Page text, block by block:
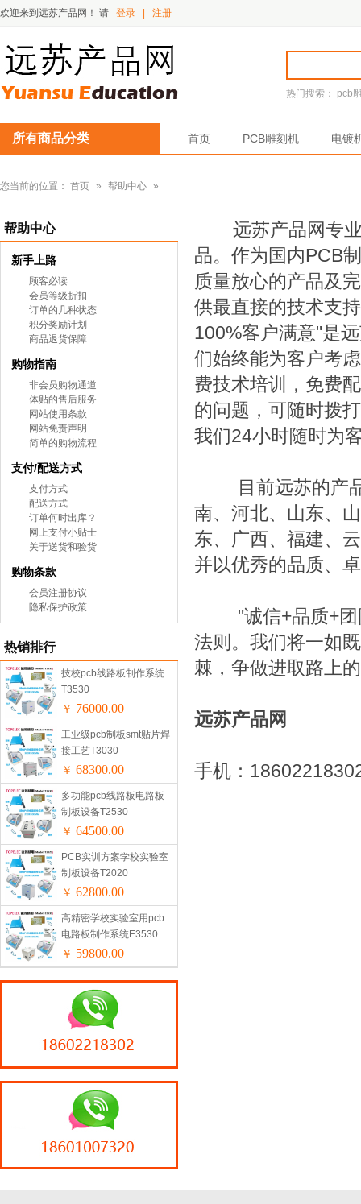
欢迎来到远苏产品网！ 请 登录 注册
热门搜索： pcb
所有商品分类 首页 PCB雕刻机 电镀
您当前的位置： 首页 » 帮助中心 »
帮助中心
新手上路
顾客必读
会员等级折扣
订单的几种状态
积分奖励计划
商品退货保障
购物指南
非会员购物通道
体贴的售后服务
网站使用条款
网站免责声明
简单的购物流程
支付/配送方式
支付方式
配送方式
订单何时出库？
网上支付小贴士
关于送货和验货
购物条款
会员注册协议
隐私保护政策
热销排行
技校pcb线路板制作系统
T3530
￥ 76000.00
工业级pcb制板smt贴片焊
接工艺T3030
￥ 68300.00
多功能pcb线路板电路板
制板设备T2530
￥ 64500.00
PCB实训方案学校实验室
制板设备T2020
￥ 62800.00
高精密学校实验室用pcb
电路板制作系统E3530
￥ 59800.00
远苏产品网专业
品。作为国内PCB
质量放心的产品及
供最直接的技术支
100%客户满意"是
们始终能为客户考
费技术培训，免费
的问题，可随时拨
我们24小时随时为
目前远苏的产品
南、河北、山东、
东、广西、福建、
并以优秀的品质、
"诚信+品质+团队
法则。我们将一如
棘，争做进取路上
远苏产品网
手机：